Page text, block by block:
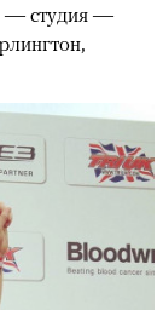
— студия —